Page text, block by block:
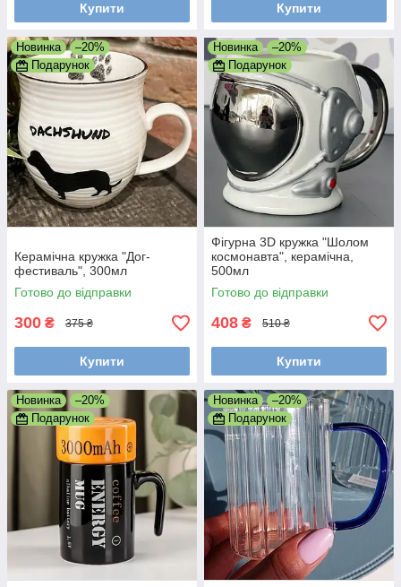
Купити Купити
Новинка
–20%
Подарунок
Керамічна кружка "Дог-
фестиваль", 300мл
Готово до відправки
300 ₴ 375 ₴
Купити
Новинка
–20%
Подарунок
Фігурна 3D кружка "Шолом
космонавта", керамічна,
500мл
Готово до відправки
408 ₴ 510 ₴
Купити
Новинка
–20%
Подарунок
Новинка
–20%
Подарунок